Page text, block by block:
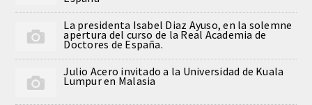
CORRESPONDIENTES EXTRANJEROS
HISTÓRICO DE ACADÉMICOS
Número
La presidenta Isabel Diaz Ayuso, en la solemne
apertura del curso de la Real Academia de
Doctores de España.
Julio Acero invitado a la Universidad de Kuala
Lumpur en Malasia